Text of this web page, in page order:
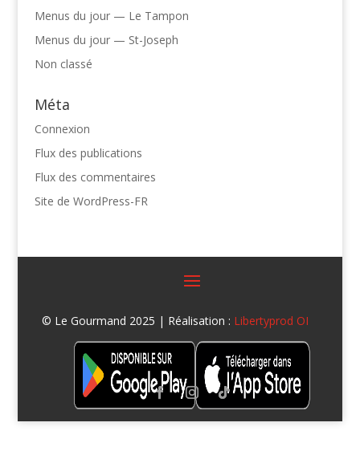
Menus du jour — Le Tampon
Menus du jour — St-Joseph
Non classé
Méta
Connexion
Flux des publications
Flux des commentaires
Site de WordPress-FR
© Le Gourmand 2025 | Réalisation : Libertyprod OI